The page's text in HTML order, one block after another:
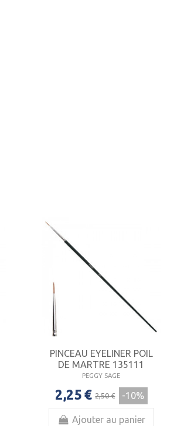
PINCEAU EYELINER POIL
DE MARTRE 135111
PEGGY SAGE
2,25 € 2,50 € -10%
Ajouter au panier